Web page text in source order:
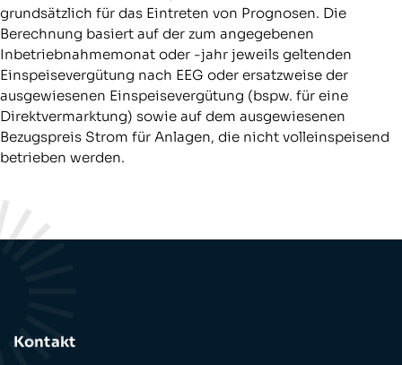
grundsätzlich für das Eintreten von Prognosen. Die
Berechnung basiert auf der zum angegebenen
Inbetriebnahmemonat oder -jahr jeweils geltenden
Einspeisevergütung nach EEG oder ersatzweise der
ausgewiesenen Einspeisevergütung (bspw. für eine
Direktvermarktung) sowie auf dem ausgewiesenen
Bezugspreis Strom für Anlagen, die nicht volleinspeisend
betrieben werden.
Kontakt